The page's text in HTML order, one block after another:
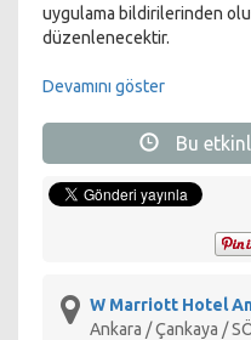
uygulama bildirilerinden
düzenlenecektir.
Akademik ve teknolojik
sunulacak olup, bildiriler
İngilizce sunumlarda
başvuruları çevrimiçi olarak
adresindenyapılmaktadır.
Hakemler tarafından
sunulacaktır. Sunulmayan
Kitabında basılmayacaktır.
Devamını göster
Bu
W Marriott Hotel
Ankara / Çankaya /